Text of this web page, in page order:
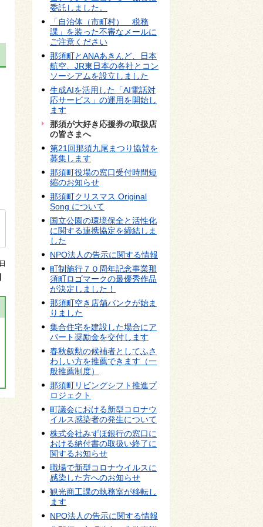
委託しました。
「自治体（市町村） 税務
課」を装った不審なメールに
ご注意ください
那須町とANAあきんど、日本
航空、JR東日本の各社とコン
ソーシアムを設立しました
生成AIを活用した「AI電話対
応サービス」の運用を開始し
ます
那須が大好き応援券の取扱店
の皆さまへ
第21回那須九尾まつり協賛を
募集します
那須町役場の窓口受付時間短
縮のお知らせ
那須町クリスマス Original
Song について
国立公園の環境保全と活性化
に関する連携協定を締結しま
した
NPO法人の告示に関する情報
町制施行７０周年記念事業那
須町ロゴマークの最優秀作品
が決定しました！
那須町空き店舗バンクが始ま
りました
集合住宅を建設した場合にア
パート奨励金を交付します
春秋叙勲の候補者としてふさ
わしい方を推薦できます（一
般推薦制度）
那須町リビングシフト推進プ
ロジェクト
町議会における新型コロナウ
イルス感染者の発生について
株式会社みずほ銀行の窓口に
おける納付書の取扱い終了に
関するお知らせ
職場で新型コロナウイルスに
感染した方へのお知らせ
観光商工課の執務室が移転し
ます
NPO法人の告示に関する情報